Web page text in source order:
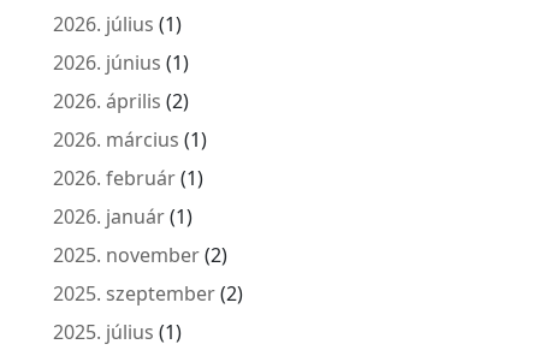
2026. július (1)
2026. június (1)
2026. április (2)
2026. március (1)
2026. február(1)
2026. január(1)
2025. november(2)
2025. szeptember(2)
2025. július (1)